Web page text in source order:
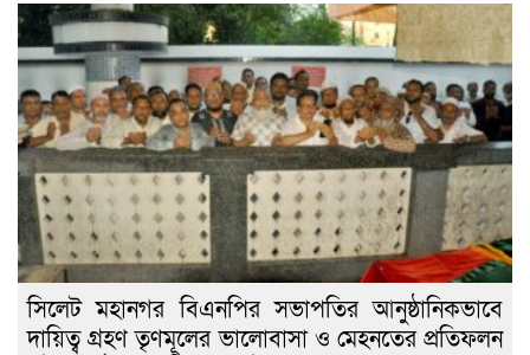
সিলেট মহানগর বিএনপির সভাপতির আনুষ্ঠানিকভাবে
দায়িত্ব গ্রহণ তৃণমূলের ভালোবাসা ও মেহনতের প্রতিফলন